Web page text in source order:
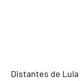
Distantes de Lula